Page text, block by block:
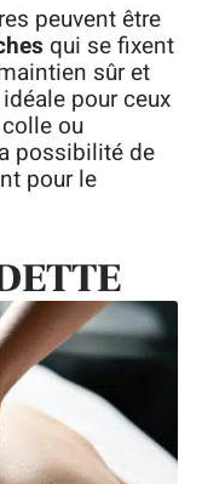
peuvent être
qui se fixent
sûr et
pour ceux
ou
possibilité de
pour le